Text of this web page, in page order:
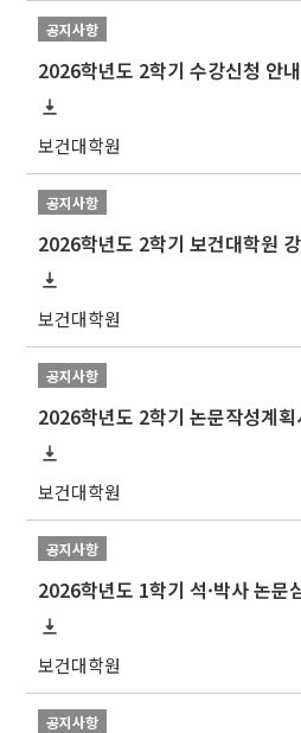
공지사항
2026학년도 2학기 수강신청 안내
보건대학원
공지사항
보건대학원
공지사항
보건대학원
공지사항
보건대학원
공지사항